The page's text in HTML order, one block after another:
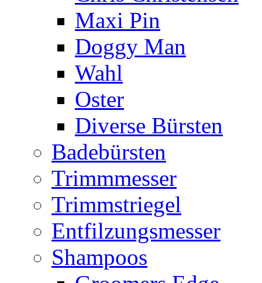
Maxi Pin
Doggy Man
Wahl
Oster
Diverse Bürsten
Badebürsten
Trimmmesser
Trimmstriegel
Entfilzungsmesser
Shampoos